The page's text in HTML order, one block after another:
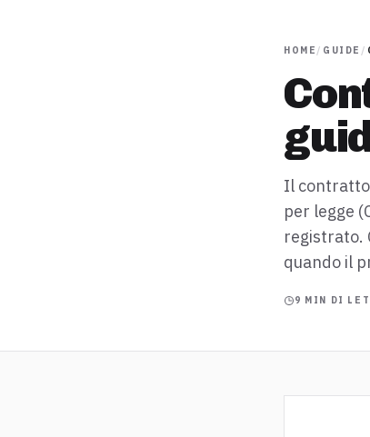
HOME / GUIDE /
Il
per legge
registrato.
quando il
9 MIN DI